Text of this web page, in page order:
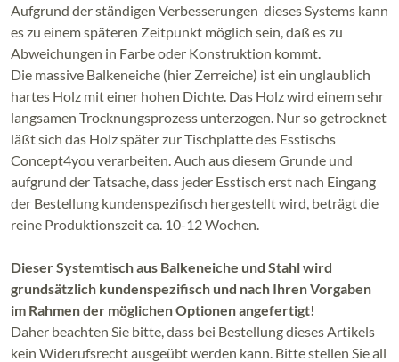
Aufgrund der ständigen Verbesserungen dieses Systems kann
es zu einem späteren Zeitpunkt möglich sein, daß es zu
Abweichungen in Farbe oder Konstruktion kommt.
Die massive Balkeneiche (hier Zerreiche) ist ein unglaublich
hartes Holz mit einer hohen Dichte. Das Holz wird einem sehr
langsamen Trocknungsprozess unterzogen. Nur so getrocknet
läßt sich das Holz später zur Tischplatte des Esstischs
Concept4you verarbeiten. Auch aus diesem Grunde und
aufgrund der Tatsache, dass jeder Esstisch erst nach Eingang
der Bestellung kundenspezifisch hergestellt wird, beträgt die
reine Produktionszeit ca. 10-12 Wochen.
Dieser Systemtisch aus Balkeneiche und Stahl wird
grundsätzlich kundenspezifisch und nach Ihren Vorgaben
im Rahmen der möglichen Optionen angefertigt!
Daher beachten Sie bitte, dass bei Bestellung dieses Artikels
kein Widerufsrecht ausgeübt werden kann. Bitte stellen Sie all